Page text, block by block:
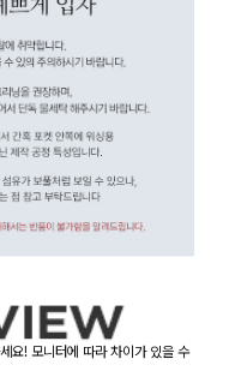
요! 모니터에 따라 차이가 있을 수